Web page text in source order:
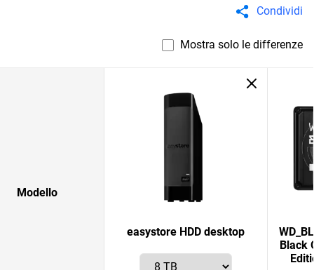
Condividi
Mostra solo le differenze
Modello
easystore HDD desktop
Black